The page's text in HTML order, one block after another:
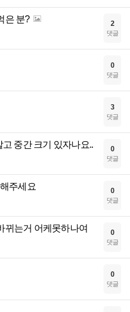
은 분? 2
댓글
0
댓글
3
댓글
중간 크기 있자나요.. 0
댓글
주세요 0
댓글
뀌는거 어케못하나여 0
댓글
0
댓글